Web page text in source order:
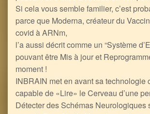
Si cela vous semble familier, c’est
parce que Moderna, créateur du
covid à ARNm,
l’a aussi décrit comme un “Système
pouvant être Mis à jour et
moment !
INBRAIN met en avant sa technologie
capable de «Lire» le Cerveau d’une
Détecter des Schémas Neurologiques